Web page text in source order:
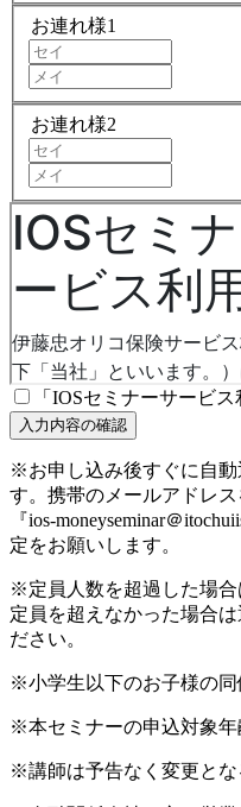
お連れ様1
お連れ様2
「IOSセミナーサービ
※お申し込み後すぐに自動
す。携帯のメールアドレス
『ios-moneyseminar＠
定をお願いします。
※定員人数を超過した場合
定員を超えなかった場合
ださい。
※小学生以下のお子様の同
※本セミナーの申込対象年
※講師は予告なく変更とな